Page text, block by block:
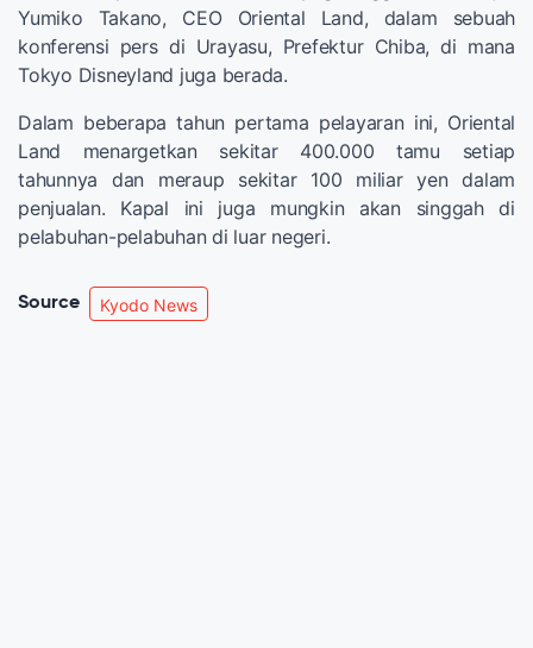
Yumiko Takano, CEO Oriental Land, dalam sebuah
konferensi pers di Urayasu, Prefektur Chiba, di mana
Tokyo Disneyland juga berada.
Dalam beberapa tahun pertama pelayaran ini, Oriental
Land menargetkan sekitar 400.000 tamu setiap
tahunnya dan meraup sekitar 100 miliar yen dalam
penjualan. Kapal ini juga mungkin akan singgah di
pelabuhan-pelabuhan di luar negeri.
Source Kyodo News